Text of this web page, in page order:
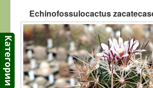
Отзывы
Ссылки
Контакты
Echinofossulocactus